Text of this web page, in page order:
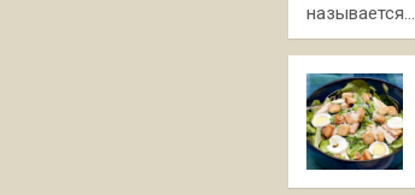
называется…